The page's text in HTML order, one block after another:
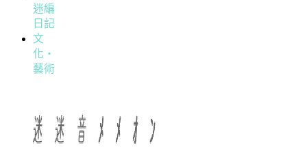
迷編
日記
文
化・
藝術